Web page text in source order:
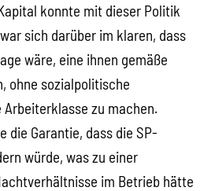
konnte mit dieser Politik
sich darüber im klaren, dass
wäre, eine ihnen gemäße
ohne sozialpolitische
Arbeiterklasse zu machen.
die Garantie, dass die SP-
würde, was zu einer
im Betrieb hätte